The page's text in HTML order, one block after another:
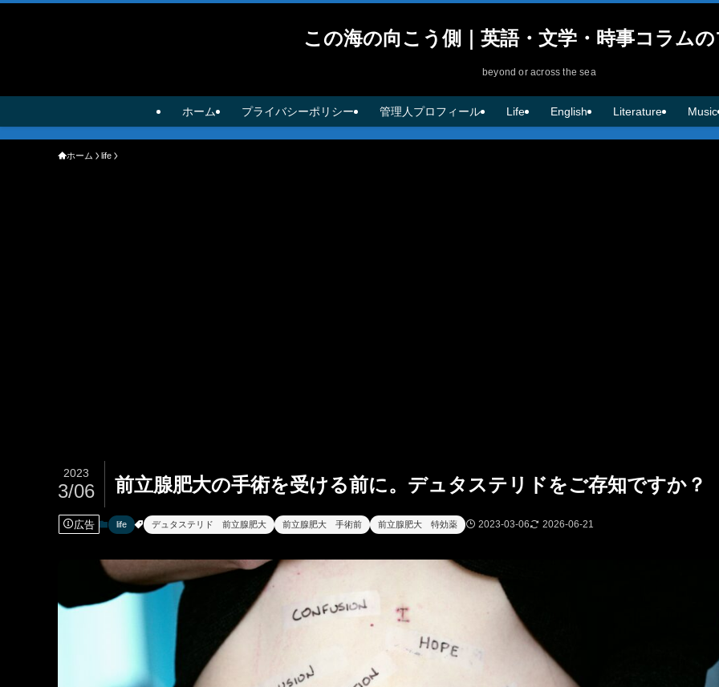
この海の向こう側｜英語・文学・時事コラム
beyond or across the sea
ホーム プライバシーポリシー 管理人プロフィール Life English Literature Music
ホーム life
前立腺肥大の手術を受ける前に。デュタステリドをご存知ですか？
2023
3/06
広告 life デュタステリド 前立腺肥大 前立腺肥大 手術前 前立腺肥大 特効薬 2023-03-06 2026-06-21